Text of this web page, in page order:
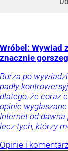
Wróbel: Wywiad
znacznie
Burza po
padły
dlatego, że coraz
opinie
Internet od
lecz tych, którzy
Opinie i